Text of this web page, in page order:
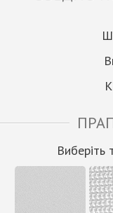
Виберіть